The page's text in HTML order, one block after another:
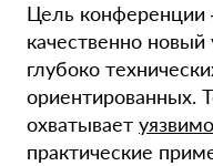
Цель конференции
качественно
глубоко
ориентированных.
охватывает
практические